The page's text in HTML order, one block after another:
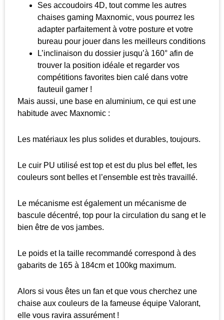
Ses accoudoirs 4D, tout comme les autres
chaises gaming Maxnomic, vous pourrez les
adapter parfaitement à votre posture et votre
bureau pour jouer dans les meilleurs conditions
L’inclinaison du dossier jusqu’à 160° afin de
trouver la position idéale et regarder vos
compétitions favorites bien calé dans votre
fauteuil gamer !
Mais aussi, une base en aluminium, ce qui est une
habitude avec Maxnomic :
Les matériaux les plus solides et durables, toujours.
Le cuir PU utilisé est top et est du plus bel effet, les
couleurs sont belles et l’ensemble est très travaillé.
Le mécanisme est également un mécanisme de
bascule décentré, top pour la circulation du sang et le
bien être de vos jambes.
Le poids et la taille recommandé correspond à des
gabarits de 165 à 184cm et 100kg maximum.
Alors si vous êtes un fan et que vous cherchez une
chaise aux couleurs de la fameuse équipe Valorant,
elle vous ravira assurément !